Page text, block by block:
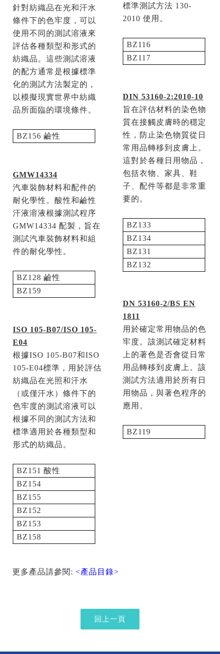
針對紡織品在光和汗水
條件下的色牢度，可以
使用不同的測試溶液來
評估各種類型和形式的
紡織品。這些測試溶液
的配方通常是根據標準
化的測試方法製定的，
以模擬現實世界中紡織
品所面臨的環境條件。
BZ156鹼性
GMW14334
汽車裝飾材料和配件的
耐化學性。酸性和鹼性
汗液溶液根據測試程序
GMW14334 配製，旨在
測試汽車裝飾材料和組
件的耐化學性。
BZ128鹼性
BZ159
ISO 105-B07/ISO 105-
E04
根據ISO 105-B07和ISO
105-E04標準，用於評估
紡織品在光照和汗水
（或僅汗水）條件下的
色牢度的測試溶液可以
根據不同的測試方法和
標準適用於各種類型和
形式的紡織品。
BZ151酸性
BZ154
BZ155
BZ152
BZ153
BZ158
標準測試方法 130-
2010 使用。
BZ116
BZ117
DIN 53160-2:2010-10
旨在評估材料的染色物
質在接觸皮膚時的穩定
性，防止染色物質從日
常用品轉移到皮膚上。
這對於各種日用物品，
包括衣物、家具、鞋
子、配件等都是非常重
要的。
BZ133
BZ134
BZ131
BZ132
DN 53160-2/BS EN
1811
用於確定常用物品的色
牢度。該測試確定材料
上的著色是否會從日常
用品轉移到皮膚上。該
測試方法適用於所有日
用物品，與著色程序的
應用。
BZ119
更多產品請參閱: <產品目錄>